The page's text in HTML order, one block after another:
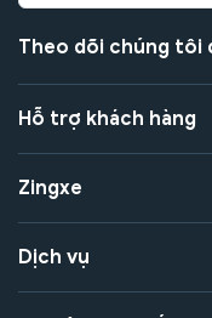
Theo dõi chúng tôi
Hỗ trợ khách hàng
Zingxe
Dịch vụ